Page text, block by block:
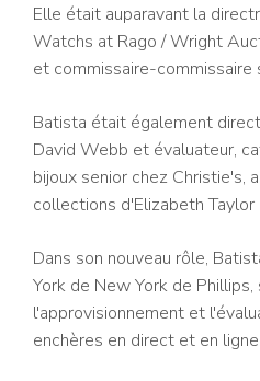
Elle était auparavant la
Watchs at Rago / Wright
et commissaire-commissaire
Batista était également
David Webb et évaluateur,
bijoux senior chez Christie's,
collections d'Elizabeth Taylor
Dans son nouveau rôle,
York de New York de
l'approvisionnement et
enchères en direct et en ligne.